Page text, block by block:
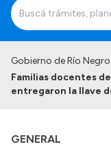
Autoridades
Autoridades y
Gobierno de Río Negro
Familias docentes
entregaron la llave
GENERAL